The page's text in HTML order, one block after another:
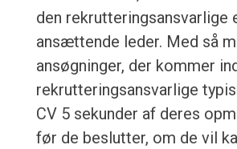
den rekrutteringsansvarlige
ansættende leder. Med så
ansøgninger, der kommer
rekrutteringsansvarlige
CV 5 sekunder af deres
før de beslutter, om de vil